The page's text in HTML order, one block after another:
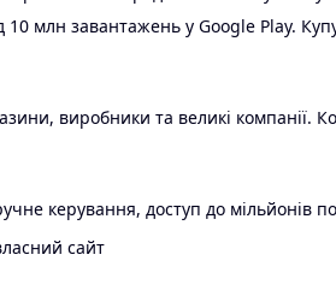
млн завантажень у Google Play.
виробники та великі компанії.
керування, доступ до мільйонів
сайт